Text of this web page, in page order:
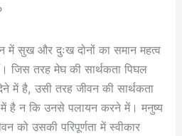
में सुख और दुःख दोनों का समान महत्व
जिस तरह मेघ की सार्थकता पिघल
है, उसी तरह जीवन की सार्थकता
में है न कि उनसे पलायन करने में। मनुष्य
को उसकी परिपूर्णता में स्वीकार